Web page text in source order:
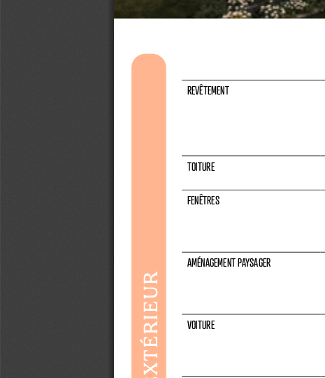
REVÊTEMENT
TOITURE
FENÊTRES
AMÉNAGEMENT PAYSAGER
VOITURE
EXTÉRIEUR